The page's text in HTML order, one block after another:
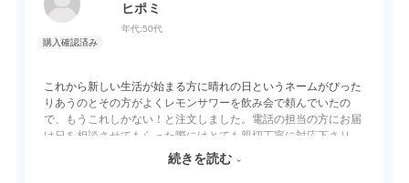
ヒポミ
年代:50代
これから新しい生活が始まる方に晴れの日というネームがぴった
りあうのとその方がよくレモンサワーを飲み会で頼んでいたの
で、もうこれしかない！と注文しました。電話の担当の方にお届
け日を相談させてもらった際にはとても親切丁寧に対応下さり、
梱包も丁寧でまた贈り物をする際はお願いしたいと思いました。
味については受け取られた方が大変喜んでましたのできっと美味
続きを読む